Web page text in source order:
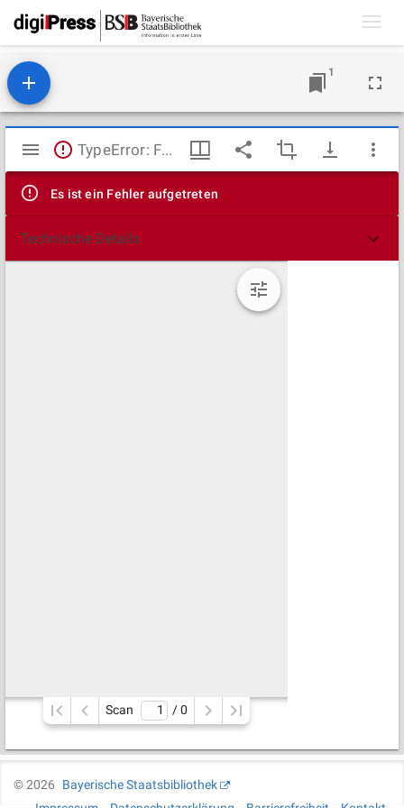
1
Mirador
Viewer
TypeError: Failed to fetch
Es ist ein Fehler aufgetreten
Technische Details
Scan / 0
©2026
Bayerische Staatsbibliothek